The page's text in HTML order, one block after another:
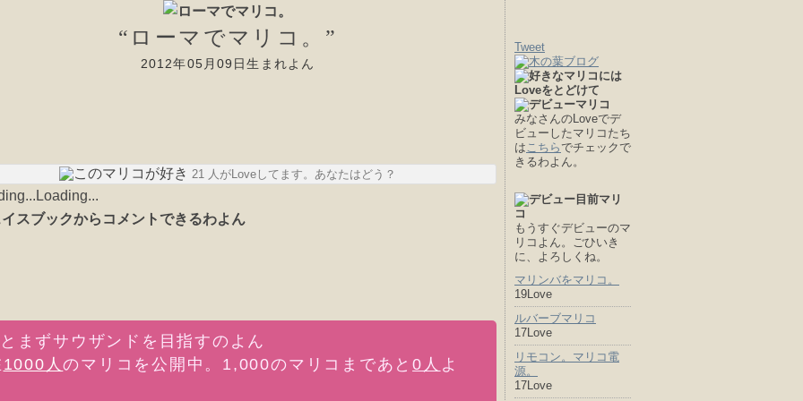
“ローマでマリコ。”
2012年05月09日生まれよん
21 人がLoveしてます。あなたはどう？
Loading...
1000人のマリコを公開中。1,000のマリコまであと0人 よ
Tweet
みなさんのLoveでデ
ビューしたマリコたち
はこちら でチェックで
きるわよん。
もうすぐデビューのマ
リコよん。ごひいき
に、よろしくね。
マリンバをマリコ。
19Love
ルバーブマリコ
17Love
リモコン。マリコ電
源。
17Love